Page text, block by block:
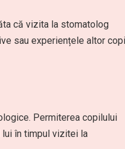
că vizita la stomatolog
sau experiențele altor
Permiterea copilului
în timpul vizitei la